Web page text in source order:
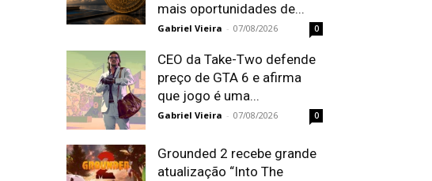
mais oportunidades de...
Gabriel Vieira - 07/08/2026 0
CEO da Take-Two defende
preço de GTA 6 e afirma
que jogo é uma...
Gabriel Vieira - 07/08/2026 0
Grounded 2 recebe grande
atualização “Into The